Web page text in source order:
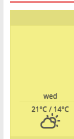
wed
21°C / 14°C